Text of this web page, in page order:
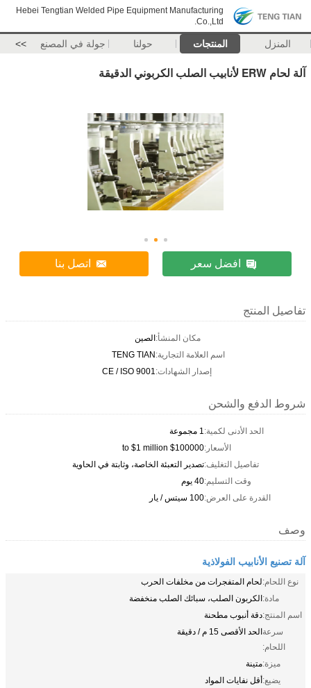
Hebei Tengtian Welded Pipe Equipment Manufacturing
Co.,Ltd.
المنزل المنتجات حولنا جولة في المصنع >>
آلة لحام ERW لأنابيب الصلب الكربوني الدقيقة
افضل سعر اتصل بنا
تفاصيل المنتج
مكان المنشأ:الصين
اسم العلامة التجارية:TENG TIAN
إصدار الشهادات:CE / ISO 9001
شروط الدفع والشحن
الحد الأدنى لكمية:1 مجموعة
الأسعار:$100000 to $1 million
تفاصيل التغليف:تصدير التعبئة الخاصة، وثابتة في الحاوية
وقت التسليم:40 يوم
القدرة على العرض:100 سيتس / يار
وصف
آلة تصنيع الأنابيب الفولاذية
نوع اللحام:لحام المتفجرات من مخلفات الحرب
مادة:الكربون الصلب، سبائك الصلب منخفضة
اسم المنتج:دقة أنبوب مطحنة
سرعة
اللحام:
الحد الأقصى 15 م / دقيقة
ميزة:متينة
يضيع:أقل نفايات المواد